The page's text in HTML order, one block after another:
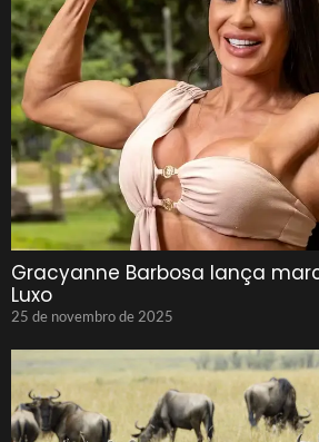
Gracyanne Barbosa lança
Luxo
25 de novembro de 2025